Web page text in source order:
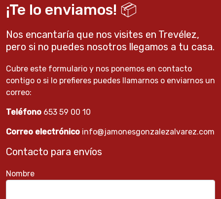
¡Te lo enviamos! 📦
Nos encantaría que nos visites en Trevélez,
pero si no puedes nosotros llegamos a tu casa.
Cubre este formulario y nos ponemos en contacto
contigo o si lo prefieres puedes llamarnos o enviarnos un
correo:
Teléfono 653 59 00 10
Correo electrónico info@jamonesgonzalezalvarez.com
Contacto para envíos
Nombre